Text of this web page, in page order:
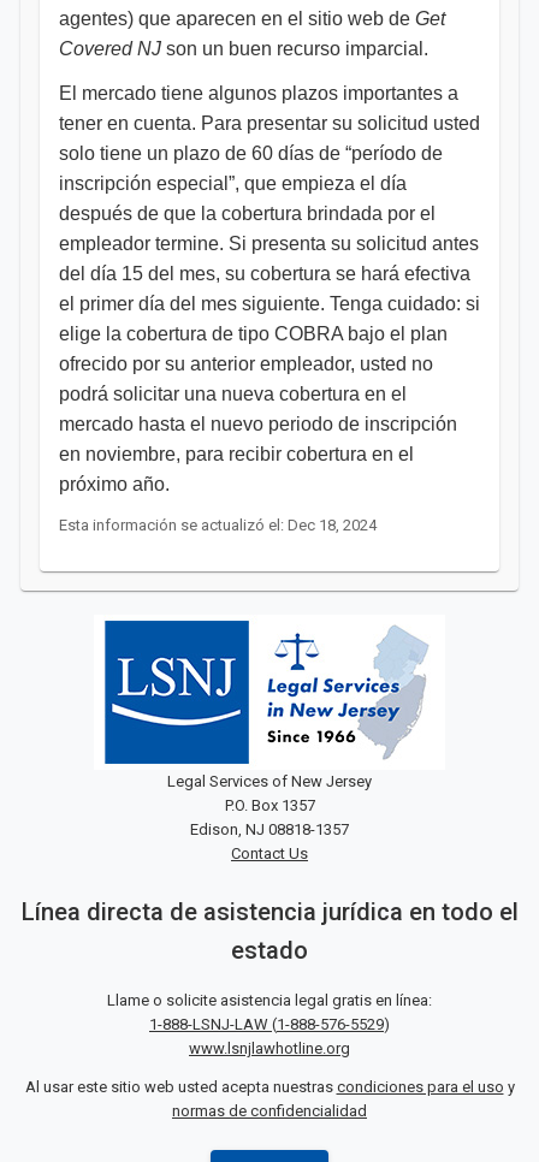
agentes) que aparecen en el sitio web de Get
Covered NJ son un buen recurso imparcial.
El mercado tiene algunos plazos importantes a
tener en cuenta. Para presentar su solicitud usted
solo tiene un plazo de 60 días de “período de
inscripción especial”, que empieza el día
después de que la cobertura brindada por el
empleador termine. Si presenta su solicitud antes
del día 15 del mes, su cobertura se hará efectiva
el primer día del mes siguiente. Tenga cuidado: si
elige la cobertura de tipo COBRA bajo el plan
ofrecido por su anterior empleador, usted no
podrá solicitar una nueva cobertura en el
mercado hasta el nuevo periodo de inscripción
en noviembre, para recibir cobertura en el
próximo año.
Esta información se actualizó el: Dec 18, 2024
Legal Services of New Jersey
P.O. Box 1357
Edison, NJ 08818-1357
Contact Us
Línea directa de asistencia jurídica en todo el
estado
Llame o solicite asistencia legal gratis en línea:
1-888-LSNJ-LAW (1-888-576-5529)
www.lsnjlawhotline.org
Al usar este sitio web usted acepta nuestras condiciones para el uso y
normas de confidencialidad